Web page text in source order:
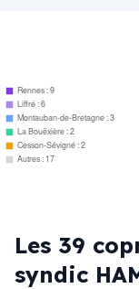
Rennes : 9
Liffré : 6
Montauban-de-Bretagne : 3
La Bouëxière : 2
Cesson-Sévigné : 2
Autres : 17
Les 39
syndic